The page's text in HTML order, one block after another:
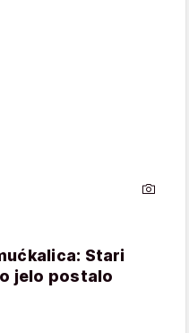
Stari
jelo postalo